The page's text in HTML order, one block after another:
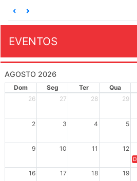
EVENTOS
AGOSTO 2026
Dom Seg Ter Qua
26
27 28 29
2 3 4 5
9 10 11 12
16 17 18 19